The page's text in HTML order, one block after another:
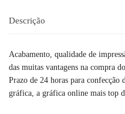
Descrição
Acabamento, qualidade de
das muitas vantagens na compra
Prazo de 24 horas para
gráfica, a gráfica online mais top